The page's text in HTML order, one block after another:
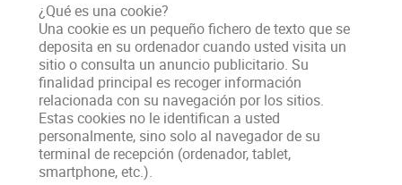
¿Qué es una cookie?
Una cookie es un pequeño fichero de texto que se
deposita en su ordenador cuando usted visita un
sitio o consulta un anuncio publicitario. Su
finalidad principal es recoger información
relacionada con su navegación por los sitios.
Estas cookies no le identifican a usted
personalmente, sino solo al navegador de su
terminal de recepción (ordenador, tablet,
smartphone, etc.).